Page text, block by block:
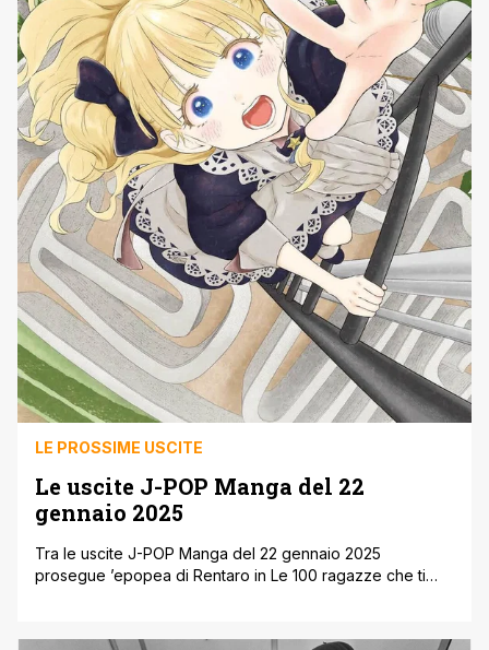
LE PROSSIME USCITE
Le uscite J-POP Manga del 22
gennaio 2025
Tra le uscite J-POP Manga del 22 gennaio 2025
prosegue ’epopea di Rentaro in Le 100 ragazze che ti
Crunchyroll! ' Visualizza questo post su Instagram ' Un